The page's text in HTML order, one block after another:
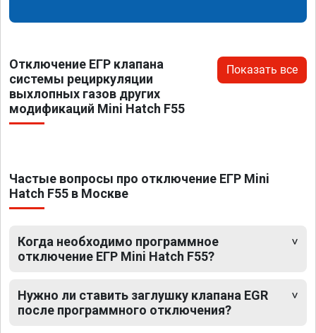
Отключение ЕГР клапана
системы рециркуляции
выхлопных газов других
модификаций Mini Hatch F55
Показать все
Частые вопросы про отключение ЕГР Mini
Hatch F55 в Москве
Когда необходимо программное
отключение ЕГР Mini Hatch F55?
Нужно ли ставить заглушку клапана EGR
после программного отключения?